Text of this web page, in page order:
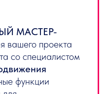
МАСТЕР-
вашего проекта
со специалистом
функции